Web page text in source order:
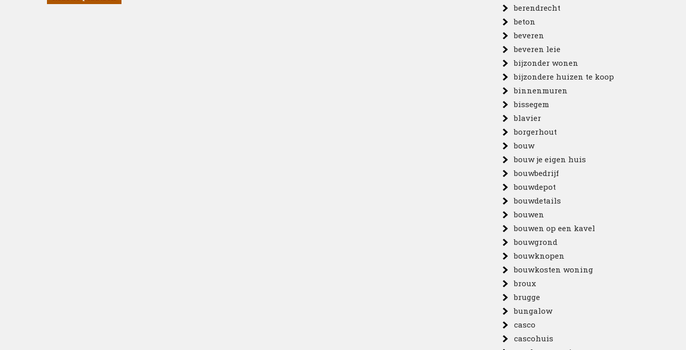
berendrecht
beton
beveren
beveren leie
bijzonder wonen
bijzondere huizen te koop
binnenmuren
bissegem
blavier
borgerhout
bouw
bouw je eigen huis
bouwbedrijf
bouwdepot
bouwdetails
bouwen
bouwen op een kavel
bouwgrond
bouwknopen
bouwkosten woning
broux
brugge
bungalow
casco
cascohuis